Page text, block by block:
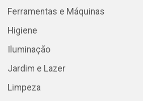
Ferramentas e Máquinas
Higiene
Iluminação
Jardim e Lazer
Limpeza